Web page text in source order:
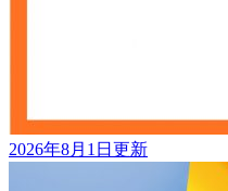
2026年8月1日更新